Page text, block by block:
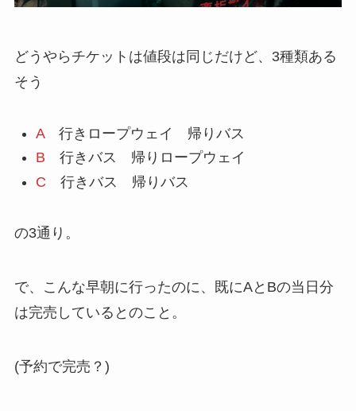
どうやらチケットは値段は同じだけど、3種類ある
そう
A行きロープウェイ 帰りバス
B 行きバス 帰りロープウェイ
C 行きバス 帰りバス
の3通り。
で、こんな早朝に行ったのに、既にAとBの当日分
は完売しているとのこと。
(予約で完売？)